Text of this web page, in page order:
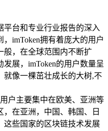
平台和专业行业报告的深入
imToken拥有着庞大的用户
般，在全球范围内不断扩
展，imToken的用户数量呈
就像一棵茁壮成长的大树,不
用户主要集中在欧美、亚洲等
，在亚洲，中国、韩国、日
这些国家的区块链技术发展